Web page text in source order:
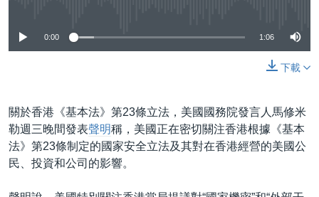
0:00 1:06
下載
關於香港《基本法》第23條立法，美國國務院發言人馬修米
勒週三晚間發表聲明稱，美國正在密切關注香港根據《基本
法》第23條制定的國家安全立法及其對在香港經營的美國公
民、投資和公司的影響。